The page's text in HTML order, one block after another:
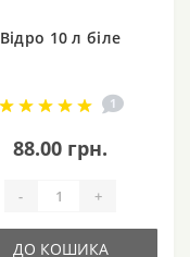
Відро 10 л біле
1
88.00 грн.
- +
ДО КОШИКА